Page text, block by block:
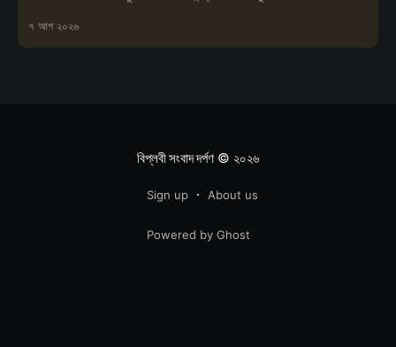
৭ আগ ২০২৬
বিপ্লবী সংবাদ দর্পণ© ২০২৬
Sign up About us
Powered by Ghost